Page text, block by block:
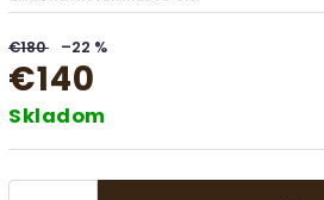
€180 –22 %
€140
Skladom